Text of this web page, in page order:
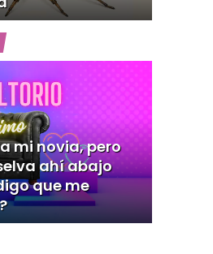
mi novia, pero
ahí abajo
que me